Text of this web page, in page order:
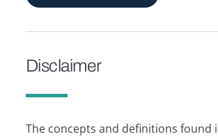
Disclaimer
The concepts and definitions found